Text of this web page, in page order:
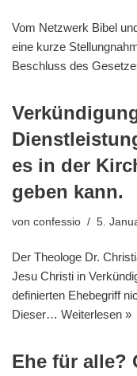
Vom Netzwerk Bibel
eine kurze
Beschluss des
es in der
geben kann.
von confessio 5.
Der Theologe Dr.
Jesu Christi in
definierten Ehebegriff
Dieser… Weiterlesen »
Ehe für alle?